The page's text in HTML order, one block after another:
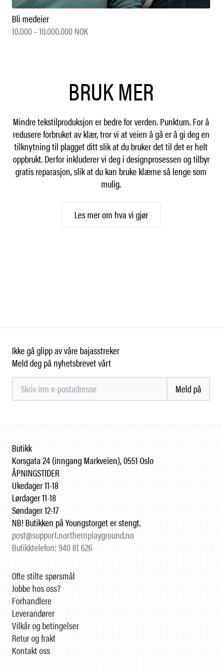
Bli medeier
10.000 – 10.000.000 NOK
BRUK MER
Mindre tekstilproduksjon er bedre for verden. Punktum. For å
redusere forbruket av klær, tror vi at veien å gå er å gi deg en
tilknytning til plagget ditt slik at du bruker det til det er helt
oppbrukt. Derfor inkluderer vi deg i designprosessen og tilbyr
gratis reparasjon, slik at du kan bruke klærne så lenge som
mulig.
Les mer om hva vi gjør
Ikke gå glipp av våre bajasstreker
Meld deg på nyhetsbrevet vårt
Meld på
Butikk
Korsgata 24 (inngang Markveien), 0551 Oslo
ÅPNINGSTIDER
Ukedager 11-18
Lørdager 11-18
Søndager 12-17
NB! Butikken på Youngstorget er stengt.
post@support.northernplayground.no
Butikktelefon: 940 81 626
Ofte stilte spørsmål
Jobbe hos oss?
Forhandlere
Leverandører
Vilkår og betingelser
Retur og frakt
Kontakt oss